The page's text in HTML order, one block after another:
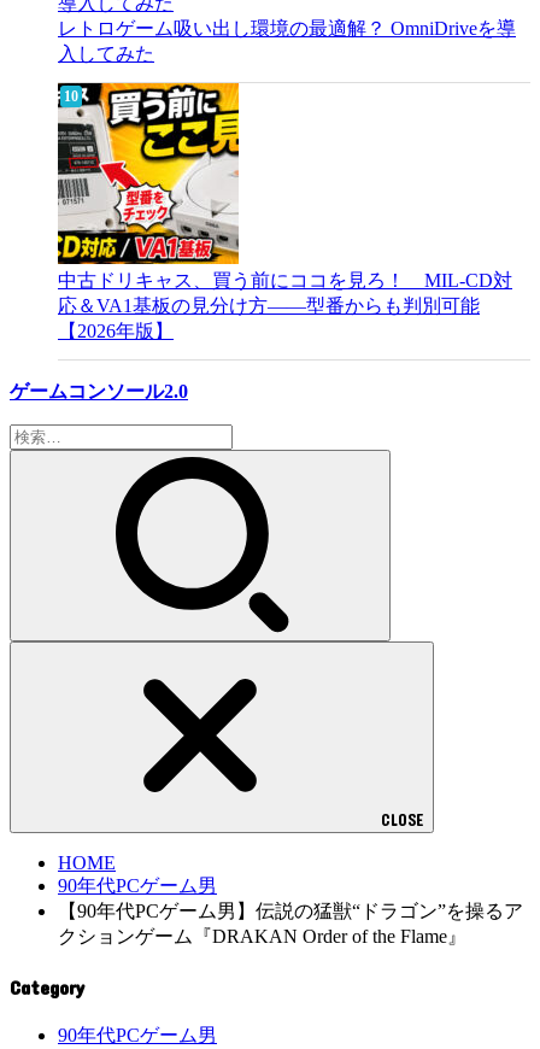
レトロゲーム吸い出し環境の最適解？ OmniDriveを導
入してみた
中古ドリキャス、買う前にココを見ろ！ MIL-CD対
応＆VA1基板の見分け方——型番からも判別可能
【2026年版】
ゲームコンソール2.0
検
索:
CLOSE
HOME
90年代PCゲーム男
【90年代PCゲーム男】伝説の猛獣“ドラゴン”を操るア
クションゲーム『DRAKAN Order of the Flame』
Category
90年代PCゲーム男